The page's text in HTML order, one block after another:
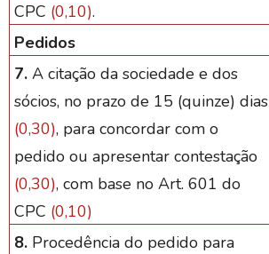
CPC (0,10).
Pedidos
7.A citação da sociedade e dos
sócios, no prazo de 15 (quinze) dias
(0,30), para concordar com o
pedido ou apresentar contestação
(0,30), com base no Art. 601 do
CPC (0,10)
8.Procedência do pedido para